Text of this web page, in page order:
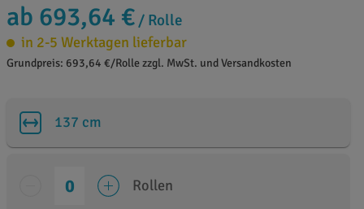
ab 693,64 € / Rolle
in 2-5 Werktagen lieferbar
Grundpreis: 693,64 €/Rolle zzgl. MwSt. und Versandkosten
137 cm
Rollen